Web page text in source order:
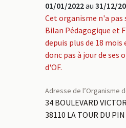
01/01/2022au 31/12/
Cet organisme n'a pas
Bilan Pédagogique et
depuis plus de 18
donc pas à jour de ses
d'OF.
Adresse de l’Organisme
34 BOULEVARD
38110 LA TOUR DU PIN